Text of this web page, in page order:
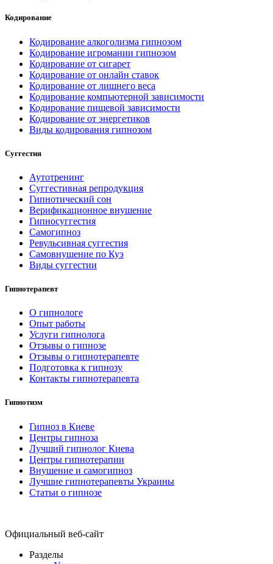
Кодирование
Кодирование алкоголизма гипнозом
Кодирование игромании гипнозом
Кодирование от сигарет
Кодирование от онлайн ставок
Кодирование от лишнего веса
Кодирование компьютерной зависимости
Кодирование пищевой зависимости
Кодирование от энергетиков
Виды кодирования гипнозом
Суггестия
Аутотренинг
Суггестивная репродукция
Гипнотический сон
Верификационное внушение
Гипносуггестия
Самогипноз
Ревульсивная суггестия
Самовнушение по Куэ
Виды суггестии
Гипнотерапевт
О гипнологе
Опыт работы
Услуги гипнолога
Отзывы о гипнозе
Отзывы о гипнотерапевте
Подготовка к гипнозу
Контакты гипнотерапевта
Гипнотизм
Гипноз в Киеве
Центры гипноза
Лучший гипнолог Киева
Центры гипнотерапии
Внушение и самогипноз
Лучшие гипнотерапевты Украины
Статьи о гипнозе
Официальный веб-сайт
Разделы